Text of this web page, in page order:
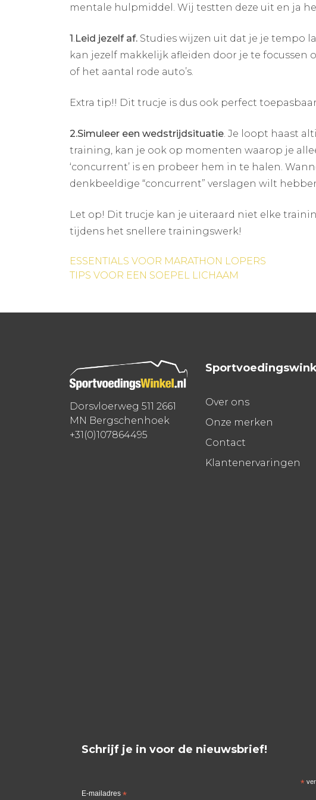
mentale hulpmiddel. Wij testten deze uit en ja
1.Leid jezelf af. Studies wijzen uit dat je je tempo
kan jezelf makkelijk afleiden door je te
of het aantal rode auto’s.
Extra tip!! Dit trucje is dus ook perfect
2.Simuleer een wedstrijdsituatie. Je loopt haast
training, kan je ook op momenten waarop je
‘concurrent’ is en probeer hem in te halen.
denkbeeldige “concurrent” verslagen wilt
Let op! Dit trucje kan je uiteraard niet elke
tijdens het snellere trainingswerk!
Bericht
ESSENTIALS VOOR MARATHON LOPERS
TIPS VOOR EEN SOEPEL LICHAAM
Dorsvloerweg 511 2661
MN Bergschenhoek
+31(0)107864495
Over ons
Onze merken
Contact
Klantenervaringen
Schrijf je in voor de nieuwsbrief!
*
E-mailadres *